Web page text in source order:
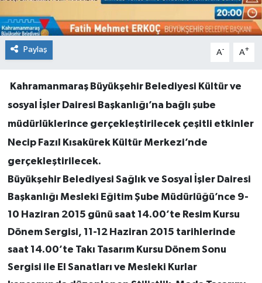
Paylaş A- A+
Kahramanmaraş Büyükşehir Belediyesi Kültür ve
sosyal İşler Dairesi Başkanlığı’na bağlı şube
müdürlüklerince gerçekleştirilecek çeşitli etkinler
Necip Fazıl Kısakürek Kültür Merkezi’nde
gerçekleştirilecek.
Büyükşehir Belediyesi Sağlık ve Sosyal İşler Dairesi
Başkanlığı Mesleki Eğitim Şube Müdürlüğü’nce 9-
10 Haziran 2015 günü saat 14.00’te Resim Kursu
Dönem Sergisi, 11-12 Haziran 2015 tarihlerinde
saat 14.00’te Takı Tasarım Kursu Dönem Sonu
Sergisi ile El Sanatları ve Mesleki Kurlar